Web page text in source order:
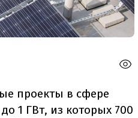
проекты в сфере
1 ГВт, из которых 700